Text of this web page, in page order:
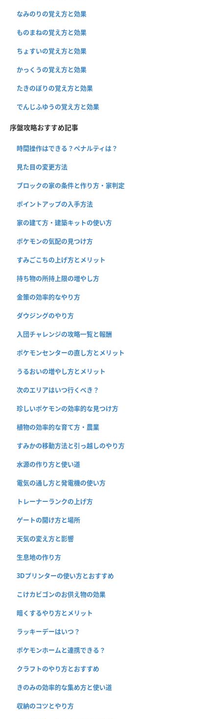
なみのりの覚え方と効果
ものまねの覚え方と効果
ちょすいの覚え方と効果
かっくうの覚え方と効果
たきのぼりの覚え方と効果
でんじふゆうの覚え方と効果
序盤攻略おすすめ記事
時間操作はできる？ペナルティは？
見た目の変更方法
ブロックの家の条件と作り方・家判定
ポイントアップの入手方法
家の建て方・建築キットの使い方
ポケモンの気配の見つけ方
すみごこちの上げ方とメリット
持ち物の所持上限の増やし方
金策の効率的なやり方
ダウジングのやり方
入団チャレンジの攻略一覧と報酬
ポケモンセンターの直し方とメリット
うるおいの増やし方とメリット
次のエリアはいつ行くべき？
珍しいポケモンの効率的な見つけ方
植物の効率的な育て方・農業
すみかの移動方法と引っ越しのやり方
水源の作り方と使い道
電気の通し方と発電機の使い方
トレーナーランクの上げ方
ゲートの開け方と場所
天気の変え方と影響
生息地の作り方
3Dプリンターの使い方とおすすめ
こけカビゴンのお供え物の効果
暗くするやり方とメリット
ラッキーデーはいつ？
ポケモンホームと連携できる？
クラフトのやり方とおすすめ
きのみの効率的な集め方と使い道
収納のコツとやり方